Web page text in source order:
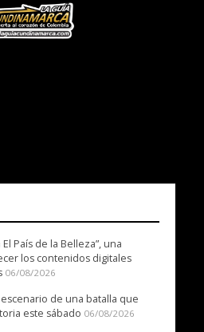
País de la Belleza”, una
los contenidos digitales
06/08/2026
escenario de una batalla que
este sábado 06/08/2026